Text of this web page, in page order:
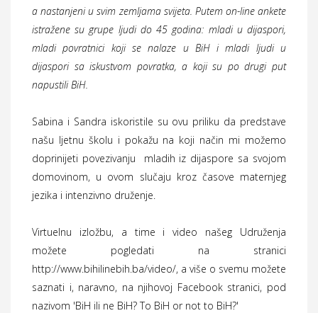
a nastanjeni u svim zemljama svijeta. Putem on-line ankete
istražene su grupe ljudi do 45 godina: mladi u dijaspori,
mladi povratnici koji se nalaze u BiH i mladi ljudi u
dijaspori sa iskustvom povratka, a koji su po drugi put
napustili BiH.
Sabina i Sandra iskoristile su ovu priliku da predstave
našu ljetnu školu i pokažu na koji način mi možemo
doprinijeti povezivanju mladih iz dijaspore sa svojom
domovinom, u ovom slučaju kroz časove maternjeg
jezika i intenzivno druženje.
Virtuelnu izložbu, a time i video našeg Udruženja
možete pogledati na stranici
http://www.bihilinebih.ba/video/, a više o svemu možete
saznati i, naravno, na njihovoj Facebook stranici, pod
nazivom 'BiH ili ne BiH? To BiH or not to BiH?'